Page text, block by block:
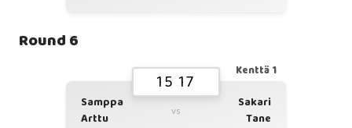
Round 6
Kenttä 1
15 17
Samppa
Arttu
vs
Sakari
Tane